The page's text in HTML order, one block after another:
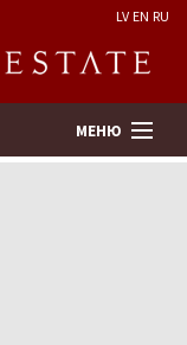
LV EN RU
МЕНЮ